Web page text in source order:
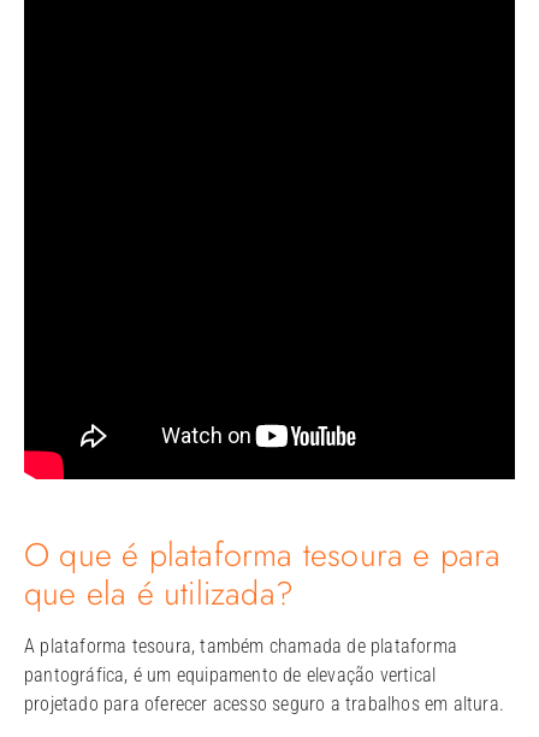
O que é plataforma tesoura e para
que ela é utilizada?
A plataforma tesoura, também chamada de plataforma
pantográfica, é um equipamento de elevação vertical
projetado para oferecer acesso seguro a trabalhos em altura.